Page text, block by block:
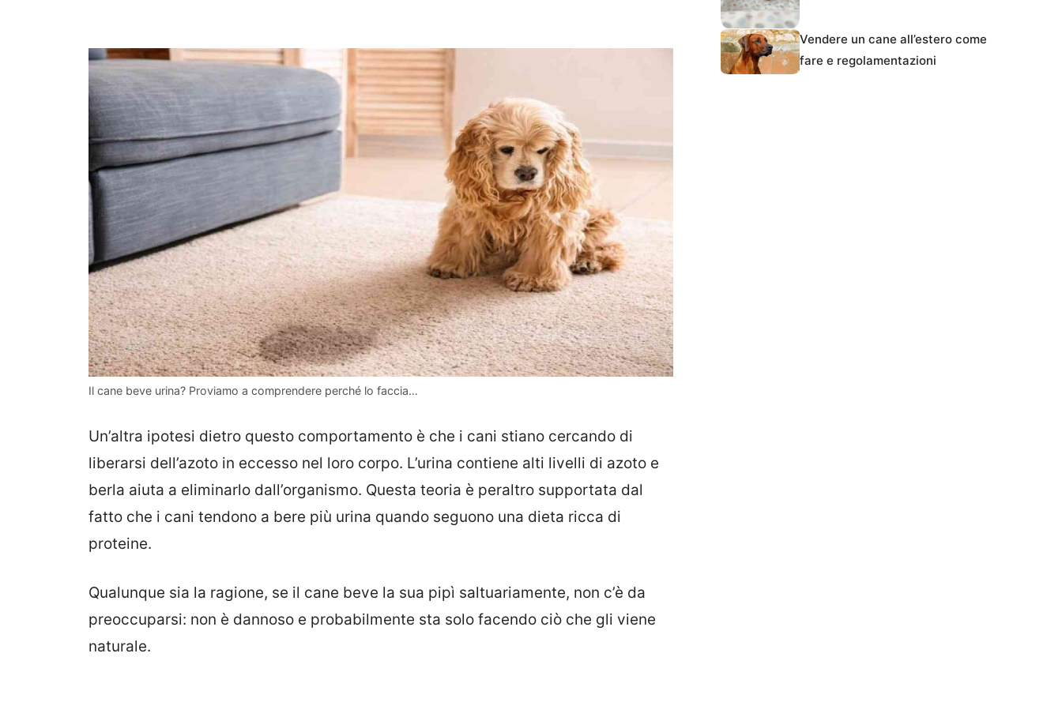
Il cane beve urina? Proviamo a comprendere perché lo faccia…
Un’altra ipotesi dietro questo comportamento è che i cani stiano cercando di
liberarsi dell’azoto in eccesso nel loro corpo. L’urina contiene alti livelli di azoto e
berla aiuta a eliminarlo dall’organismo. Questa teoria è peraltro supportata dal
fatto che i cani tendono a bere più urina quando seguono una dieta ricca di
proteine.
Qualunque sia la ragione, se il cane beve la sua pipì saltuariamente, non c’è da
preoccuparsi: non è dannoso e probabilmente sta solo facendo ciò che gli viene
naturale.
Vendere un cane all’estero come
fare e regolamentazioni